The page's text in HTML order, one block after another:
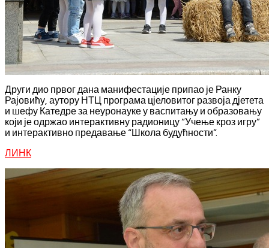
Други дио првог дана манифестације припао је Ранку
Рајовићу, аутору НТЦ програма цјеловитог развоја дјетета
и шефу Катедре за неуронауке у васпитању и образовању
који је одржао интерактивну радионицу “Учење кроз игру”
и интерактивно предавање “Школа будућности”.
ЛИНК